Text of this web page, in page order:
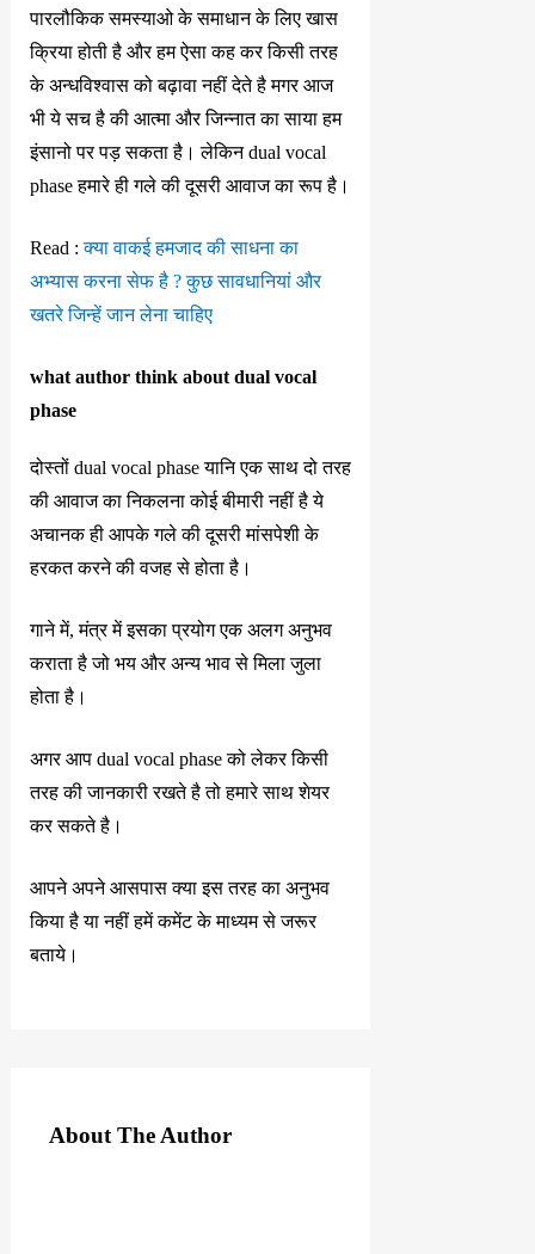
पारलौकिक समस्याओ के समाधान के लिए खास
क्रिया होती है और हम ऐसा कह कर किसी तरह
के अन्धविश्वास को बढ़ावा नहीं देते है मगर आज
भी ये सच है की आत्मा और जिन्नात का साया हम
इंसानो पर पड़ सकता है। लेकिन dual vocal
phase हमारे ही गले की दूसरी आवाज का रूप है।
Read :क्या वाकई हमजाद की साधना का
अभ्यास करना सेफ है ? कुछ सावधानियां और
खतरे जिन्हें जान लेना चाहिए
what author think about dual vocal
phase
दोस्तों dual vocal phase यानि एक साथ दो तरह
की आवाज का निकलना कोई बीमारी नहीं है ये
अचानक ही आपके गले की दूसरी मांसपेशी के
हरकत करने की वजह से होता है।
गाने में, मंत्र में इसका प्रयोग एक अलग अनुभव
कराता है जो भय और अन्य भाव से मिला जुला
होता है।
अगर आप dual vocal phase को लेकर किसी
तरह की जानकारी रखते है तो हमारे साथ शेयर
कर सकते है।
आपने अपने आसपास क्या इस तरह का अनुभव
किया है या नहीं हमें कमेंट के माध्यम से जरूर
बताये।
About The Author